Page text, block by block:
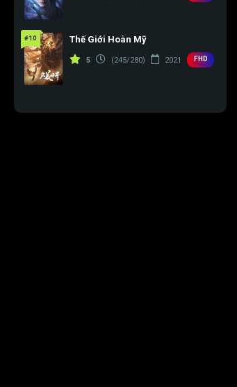
#10 Thế Giới Hoàn Mỹ
5 (245/280) 2021 FHD